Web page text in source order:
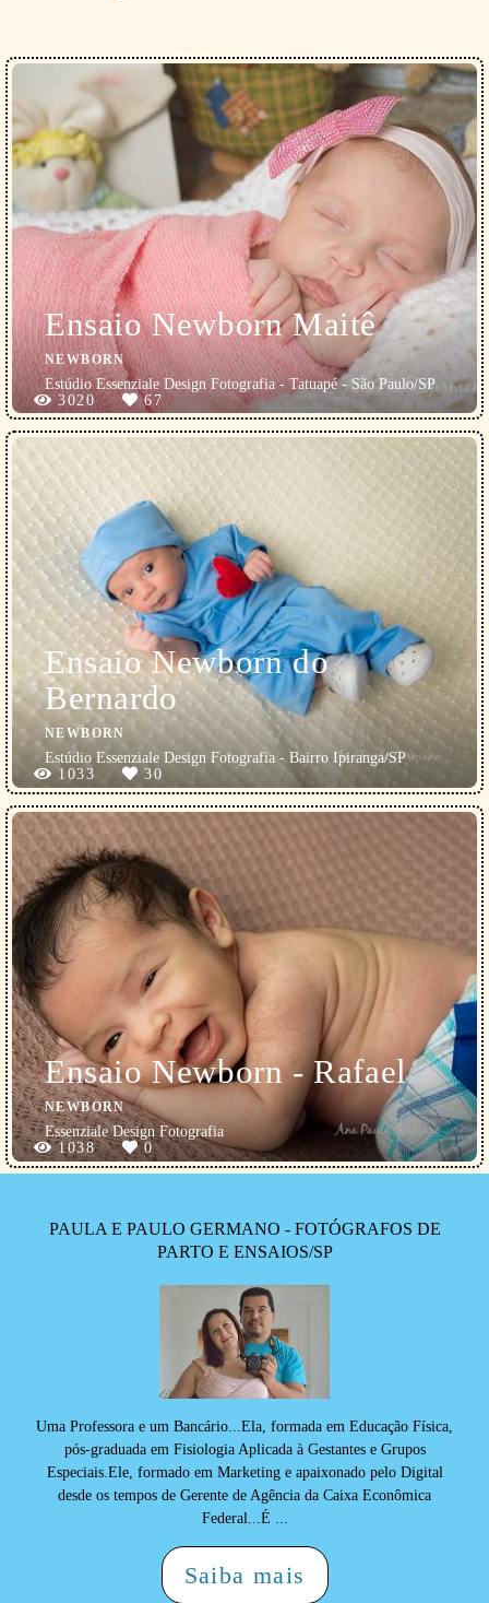
Ensaio Newborn Maitê
NEWBORN
Estúdio Essenziale Design Fotografia - Tatuapé - São Paulo/SP
3020
67
Ensaio Newborn do
Bernardo
NEWBORN
Estúdio Essenziale Design Fotografia - Bairro Ipiranga/SP
1033
30
Ensaio Newborn - Rafael
NEWBORN
Essenziale Design Fotografia
1038
0
PAULA E PAULO GERMANO - FOTÓGRAFOS DE
PARTO E ENSAIOS/SP
Uma Professora e um Bancário...Ela, formada em Educação Física,
pós-graduada em Fisiologia Aplicada à Gestantes e Grupos
Especiais.Ele, formado em Marketing e apaixonado pelo Digital
desde os tempos de Gerente de Agência da Caixa Econômica
Federal...É ...
Saiba mais